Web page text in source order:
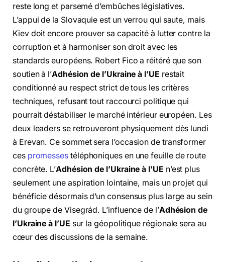
reste long et parsemé d’embûches législatives.
L’appui de la Slovaquie est un verrou qui saute, mais
Kiev doit encore prouver sa capacité à lutter contre la
corruption et à harmoniser son droit avec les
standards européens. Robert Fico a réitéré que son
soutien à l’Adhésion de l’Ukraine à l’UE restait
conditionné au respect strict de tous les critères
techniques, refusant tout raccourci politique qui
pourrait déstabiliser le marché intérieur européen. Les
deux leaders se retrouveront physiquement dès lundi
à Erevan. Ce sommet sera l’occasion de transformer
ces promessestéléphoniques en une feuille de route
concrète. L’Adhésion de l’Ukraine à l’UE n’est plus
seulement une aspiration lointaine, mais un projet qui
bénéficie désormais d’un consensus plus large au sein
du groupe de Visegrád. L’influence de l’Adhésion de
l’Ukraine à l’UE sur la géopolitique régionale sera au
cœur des discussions de la semaine.